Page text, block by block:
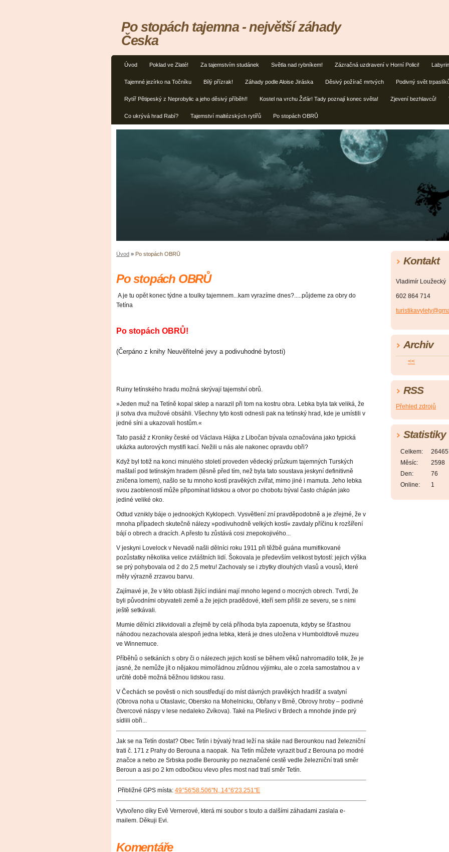
Úvod Poklad ve Zlaté! Za tajemstvím studánek Světla nad rybníkem! Zázračná uzdravení v Horní Polici!
Tajemné jezírko na Točníku Bílý přízrak! Záhady podle Aloise Jiráska Děsivý požírač mrtvých Podivný svět
Rytíř Pětipeský z Neprobylic a jeho děsivý příběh!! Kostel na vrchu Žďár! Tady poznají konec světa! Zjevení bezhlavců!
Co ukrývá hrad Rabí? Tajemství maltézských rytířů Po stopách OBRŮ
Po stopách tajemna - největší záhady
Česka
Úvod » Po stopách OBRŮ
Po stopách OBRŮ
A je tu opět konec týdne a toulky tajemnem...kam vyrazíme dnes?.....půjdeme za obry do
Tetína
Po stopách OBRŮ!
(Čerpáno z knihy Neuvěřitelné jevy a podivuhodné bytosti)
Ruiny tetínského hradu možná skrývají tajemství obrů.
»Jeden muž na Tetíně kopal sklep a narazil při tom na kostru obra. Lebka byla tak veliká, že
ji sotva dva mužové obsáhli. Všechny tyto kosti odnesli pak na tetínský hrad, kde je umístili v
jedné síni a ukazovali hostům.«
Tato pasáž z Kroniky české od Václava Hájka z Libočan bývala označována jako typická
ukázka autorových mystiﬁ kací. Nežili u nás ale nakonec opravdu obři?
Když byl totiž na konci minulého století proveden vědecký průzkum tajemných Turských
maštalí pod tetínským hradem (těsně před tím, než byla tato soustava jeskyní definitivně
zničena lomem), našlo se tu mnoho kostí pravěkých zvířat, mimo jiné i mamuta. Jeho lebka
svou zaobleností může připomínat lidskou a otvor po chobotu býval často chápán jako
jediné veliké oko.
Odtud vznikly báje o jednookých Kyklopech. Vysvětlení zní pravděpodobně a je zřejmé, že v
mnoha případech skutečně nálezy »podivuhodně velkých kostí« zavdaly příčinu k rozšíření
bájí o obrech a dracích. A přesto tu zůstává cosi znepokojivého...
V jeskyni Lovelock v Nevadě našli dělníci roku 1911 při těžbě guána mumifikované
pozůstatky několika velice zvláštních lidí. Šokovala je především velikost bytostí: jejich výška
se prý pohybovala od 2 do 2,5 metru! Zachovaly se i zbytky dlouhých vlasů a vousů, které
měly výrazně zrzavou barvu.
Zajímavé je, že v této oblasti žijící indiáni mají mnoho legend o mocných obrech. Tvrdí, že
byli původními obyvateli země a že jejich pradědové, kteří sem přišli ze severu, se s nimi
ještě setkávali.
Mumie dělníci zlikvidovali a zřejmě by celá příhoda byla zapoenuta, kdyby se šťastnou
náhodou nezachovala alespoň jedna lebka, která je dnes uložena v Humboldtově muzeu
ve Winnemuce.
Příběhů o setkáních s obry či o nálezech jejich kostí se během věků nahromadilo tolik, že je
jasné, že nemůže jít o nějakou mimořádnou zrůdnou výjimku, ale o zcela samostatnou a v
určité době možná běžnou lidskou rasu.
V Čechách se pověsti o nich soustřeďují do míst dávných pravěkých hradišť a svatyní
(Obrova noha u Otaslavic, Obersko na Mohelnicku, Obřany v Brně, Obrovy hroby – podivné
čtvercové náspy v lese nedaleko Zvíkova). Také na Plešivci v Brdech a mnohde jinde prý
sídlili obři...
Jak se na Tetín dostat? Obec Tetín i bývalý hrad leží na skále nad Berounkou nad železniční
trati č. 171 z Prahy do Berouna a naopak. Na Tetín můžete vyrazit buď z Berouna po modré
značce a nebo ze Srbska podle Berounky po neznačené cestě vedle železniční trati směr
Beroun a asi po 2 km odbočkou vlevo přes most nad tratí směr Tetín.
Přibližné GPS místa: 49°56'58.506"N, 14°6'23.251"E
Vytvořeno díky Evě Vernerové, která mi soubor s touto a dalšími záhadami zaslala e-
mailem. Děkuji Evi.
Komentáře
Kontakt
Vladimír Loužecký
602 864 714
Archiv
<<
RSS
Přehled zdrojů
Statistiky
Online: 1
Celkem:
Měsíc:
2598
Den:
76